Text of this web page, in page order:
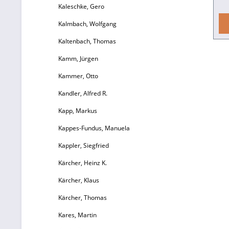
Kaleschke, Gero
Kalmbach, Wolfgang
Kaltenbach, Thomas
Kamm, Jürgen
Kammer, Otto
Kandler, Alfred R.
Kapp, Markus
Kappes-Fundus, Manuela
Kappler, Siegfried
Kärcher, Heinz K.
Kärcher, Klaus
Kärcher, Thomas
Kares, Martin